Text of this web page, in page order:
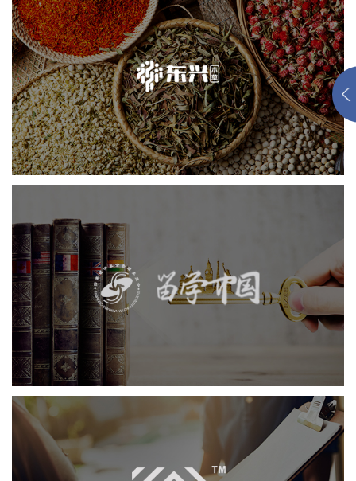
东兴堂
医药医疗 电商网站 品牌官网
网站建设
网页设计
留学中国
机构组织 品牌官网 网页设计
怡利玛特